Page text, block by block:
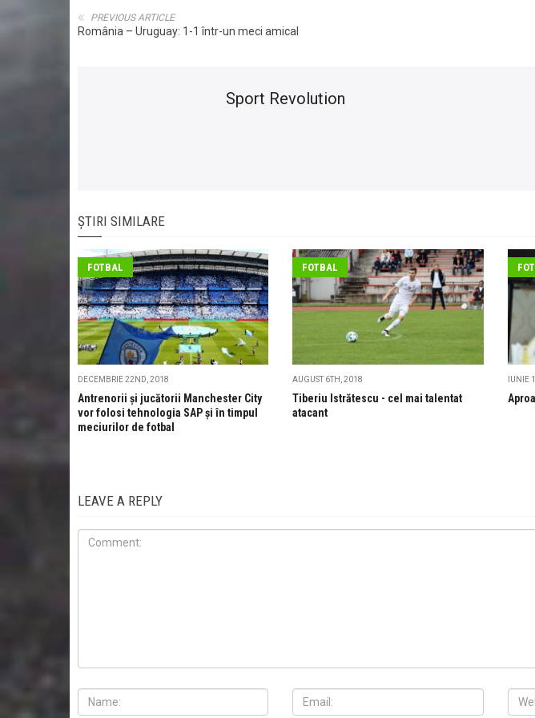
PREVIOUS ARTICLE
România – Uruguay: 1-1 într-un meci amical
Sport Revolution
ȘTIRI SIMILARE
FOTBAL
DECEMBRIE 22ND, 2018
Antrenorii și jucătorii Manchester City
vor folosi tehnologia SAP și în timpul
meciurilor de fotbal
FOTBAL
AUGUST 6TH, 2018
Tiberiu Istrătescu - cel mai talentat
atacant
IUNIE
LEAVE A REPLY